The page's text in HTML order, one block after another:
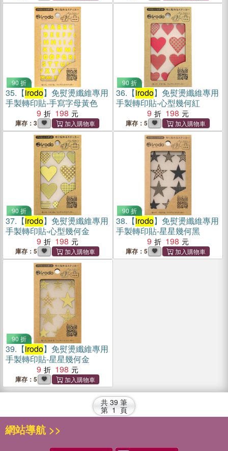
90 折
35. 【irodo】免熨燙纖維專用
手製轉印貼-手寫字母黃色
9
198
庫存：3
90 折
36. 【irodo】免熨燙纖維專用
手製轉印貼-心型幾何紅
9
198
庫存：5
90 折
37. 【irodo】免熨燙纖維專用
手製轉印貼-心型幾何金
9
198
庫存：5
90 折
38. 【irodo】免熨燙纖維專用
手製轉印貼-星星幾何黑
9
198
庫存：5
90 折
39. 【irodo】免熨燙纖維專用
手製轉印貼-星星幾何金
9
198
庫存：5
共 39 筆
第 1 頁
網站導航 >>